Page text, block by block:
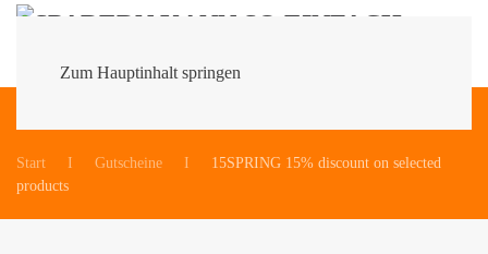
Zum Hauptinhalt springen
Start Gutscheine
15SPRING 15% discount on selected
products